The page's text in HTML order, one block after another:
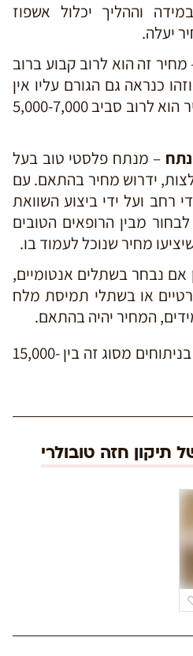
וההליך יכלול אשפוז
יעלה.
מחיר זה הוא לרוב קבוע ברוב
כנראה גם הגורם עליו אין
לנו כל שליטה. המחיר הוא לרוב סביב 5,000-7,000
– מנתח פלסטי טוב בעל
ידרוש מחיר בהתאם. עם
רחב ועל ידי ביצוע השוואת
מבין הרופאים הטובים
מחיר שנוכל לעמוד בו.
אם נבחר בשתלים אנטומיים,
או בשתלי תמיסת מלח
המחיר יהיה בהתאם.
לרוב, ינוע טווח המחירים בניתוחים מסוג זה בין 15,000-
תיקון חזה טובולרי